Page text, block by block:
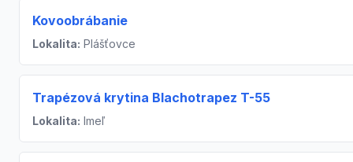
Kovoobrábanie
Lokalita: Plášťovce
Trapézová krytina Blachotrapez T-55
Lokalita: Imeľ